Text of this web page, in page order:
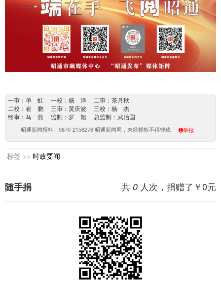
一审：单 虹 一校：杨 洋 二审：茶月秋
二校：崔 鹏 三审：黄庆波 三校：杨 杰
终审：马 燕 监制：罗 旭 总监制：武治国
昭通新闻报料：0870-2158276 昭通新闻网，未经授权不得转载 举报
标签 >> 时政要闻
共 0 人次，捐赠了￥0元
随手捐